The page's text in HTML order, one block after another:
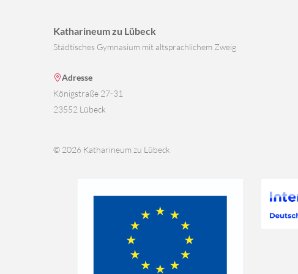
Katharineum zu Lübeck
Städtisches Gymnasium mit altsprachlichem Zweig
Adresse
Königstraße 27-31
23552 Lübeck
© 2026 Katharineum zu Lübeck